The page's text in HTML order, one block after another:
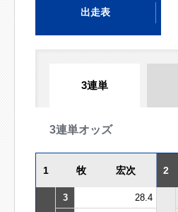
出走表
3連単
3連単オッズ
1 牧 宏次 2
3 28.4